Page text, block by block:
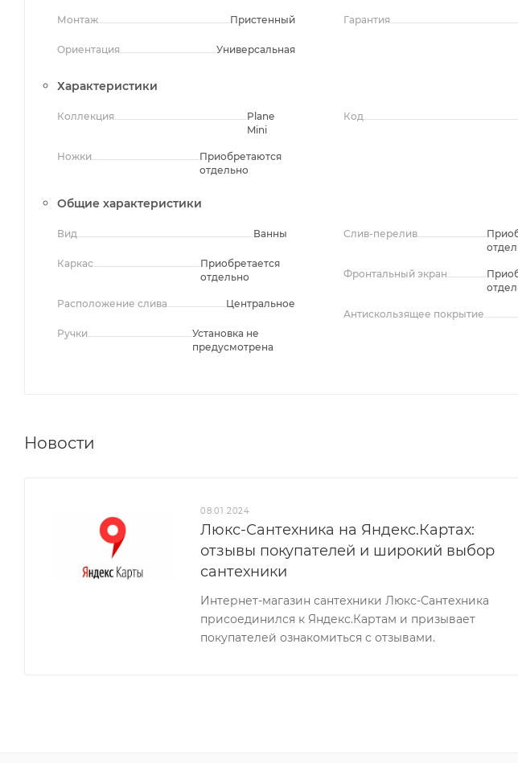
Монтаж Пристенный
Ориентация Универсальная
Гарантия
Характеристики
Коллекция
Plane
Mini
Ножки
Приобретаются
отдельно
Код
Общие характеристики
Вид Ванны
Каркас
Приобретается
отдельно
Расположение слива Центральное
Ручки
Установка не
предусмотрена
Слив-перелив
Фронтальный экран
Антискользящее покрытие
Новости
08.01.2024
Люкс-Сантехника на Яндекс.Картах:
отзывы покупателей и широкий выбор
сантехники
Интернет-магазин сантехники Люкс-Сантехника
присоединился к Яндекс.Картам и призывает
покупателей ознакомиться с отзывами.